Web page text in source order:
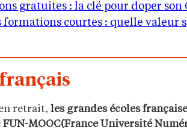
gratuites : la clé pour doper son
formations courtes : quelle valeur
français
retrait, les grandes écoles
FUN-MOOC(France Université